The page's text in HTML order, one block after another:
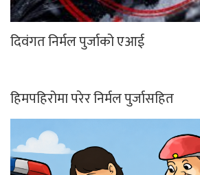
दिवंगत निर्मल पुर्जाको एआई
हिमपहिरोमा परेर निर्मल पुर्जासहित